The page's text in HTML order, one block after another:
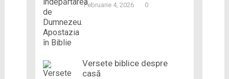
Februarie 4, 2026 0
Versete biblice despre
casă